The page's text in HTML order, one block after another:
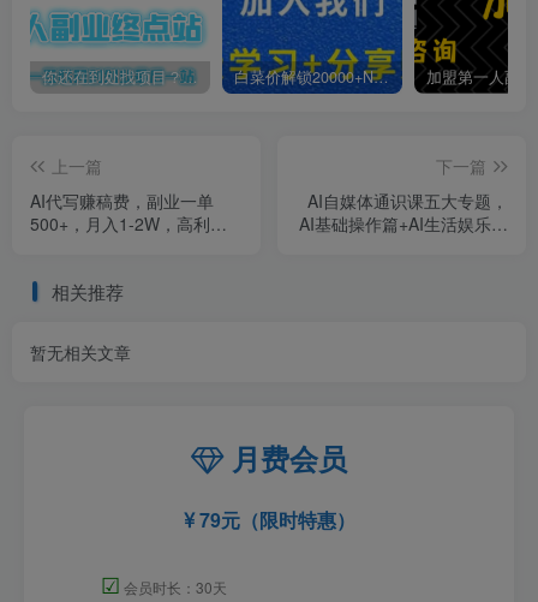
你还在到处找项目？还在当韭菜？我靠卖项目一个月收入5万+，曾经我也是个失败者。 白菜价解锁20000+N个赚钱机会，加入第一人副业终点站会员，全站资源免费学习。
上一篇
AI代写赚稿费，副业一单
500+，月入1-2W，高利润
下一篇
AI自媒体通识课五大专题，
AI基础操作篇+AI生活娱乐篇
相关推荐
暂无相关文章
月费会员
79元（限时特惠）
☑ 会员时长：30天